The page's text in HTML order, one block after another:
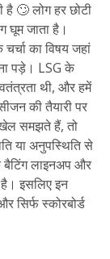
है 🙄 लोग हर छोटी
घूम जाता है।
का विषय जहां
पड़े। LSG के
थी, और हमें
की तैयारी पर
खेल समझते हैं, तो
या अनुपस्थिति से
बैटिंग लाइनअप और
है। इसलिए इन
सिर्फ स्कोरबोर्ड